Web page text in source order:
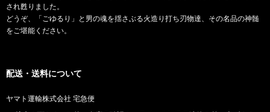
され甦りました。
どうぞ、「ごゆるり」と男の魂を揺さぶる火造り打ち刃物達、その名品の神髄
をご堪能ください。
配送・送料について
ヤマト運輸株式会社 宅急便